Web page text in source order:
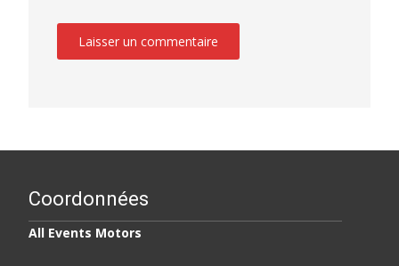
Coordonnées
All Events Motors